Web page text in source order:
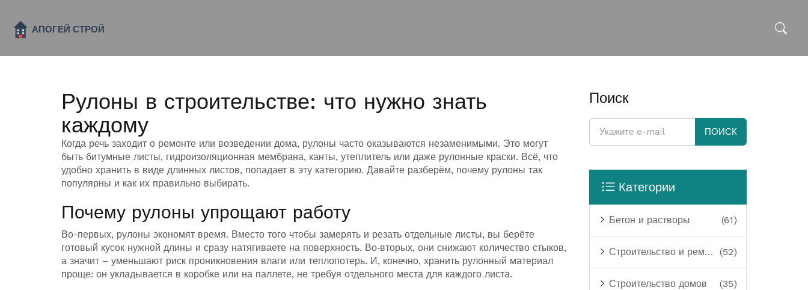
Рулоны в строительстве: что нужно знать
каждому
Когда речь заходит о ремонте или возведении дома, рулоны часто оказываются незаменимыми. Это могут
быть битумные листы, гидроизоляционная мембрана, канты, утеплитель или даже рулонные краски. Всё, что
удобно хранить в виде длинных листов, попадает в эту категорию. Давайте разберём, почему рулоны так
популярны и как их правильно выбирать.
Почему рулоны упрощают работу
Во-первых, рулоны экономят время. Вместо того чтобы замерять и резать отдельные листы, вы берёте
готовый кусок нужной длины и сразу натягиваете на поверхность. Во‑вторых, они снижают количество стыков,
а значит – уменьшают риск проникновения влаги или теплопотерь. И, конечно, хранить рулонный материал
проще: он укладывается в коробке или на паллете, не требуя отдельного места для каждого листа.
Поиск
ПОИСК
Категории
Бетон и растворы (61)
Строительство и ремонт (52)
Строительство домов (35)